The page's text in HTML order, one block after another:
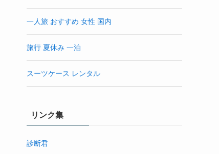
一人旅 おすすめ 女性 国内
旅行 夏休み 一泊
スーツケース レンタル
リンク集
診断君